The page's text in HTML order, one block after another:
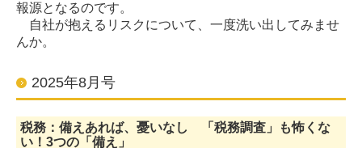
報源となるのです。
自社が抱えるリスクについて、一度洗い出してみませ
んか。
2025年8月号
税務：備えあれば、憂いなし 「税務調査」も怖くな
い！3つの「備え」